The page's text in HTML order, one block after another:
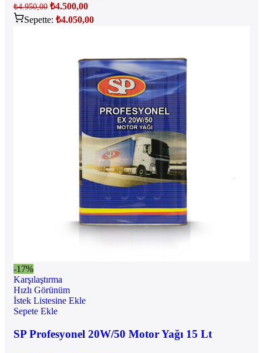
₺4.950,00 ₺4.500,00
Sepette: ₺4.050,00
-17%
Karşılaştırma
Hızlı Görünüm
İstek Listesine Ekle
Sepete Ekle
SP Profesyonel 20W/50 Motor Yağı 15 Lt